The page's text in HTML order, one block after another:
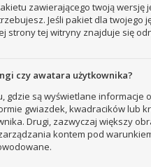
zawierającego twoją
Jeśli pakiet dla
strony tej witryny znajduje się
czy awatara użytkownika?
gdzie są wyświetlane
gwiazdek, kwadracików lub
Drugi, zazwyczaj większy
kontem pod